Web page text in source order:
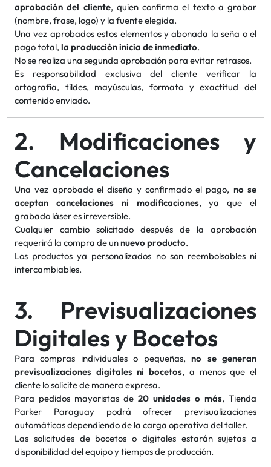
aprobación del cliente, quien confirma el texto a grabar
(nombre, frase, logo) y la fuente elegida.
Una vez aprobados estos elementos y abonada la seña o el
pago total, la producción inicia de inmediato.
No se realiza una segunda aprobación para evitar retrasos.
Es responsabilidad exclusiva del cliente verificar la
ortografía, tildes, mayúsculas, formato y exactitud del
contenido enviado.
2. Modificaciones y
Cancelaciones
Una vez aprobado el diseño y confirmado el pago, no se
aceptan cancelaciones ni modificaciones, ya que el
grabado láser es irreversible.
Cualquier cambio solicitado después de la aprobación
requerirá la compra de unnuevo producto.
Los productos ya personalizados no son reembolsables ni
intercambiables.
3. Previsualizaciones
Digitales y Bocetos
Para compras individuales o pequeñas,no se generan
previsualizaciones digitales ni bocetos, a menos que el
cliente lo solicite de manera expresa.
Para pedidos mayoristas de 20 unidades o más, Tienda
Parker Paraguay podrá ofrecer previsualizaciones
automáticas dependiendo de la carga operativa del taller.
Las solicitudes de bocetos o digitales estarán sujetas a
disponibilidad del equipo y tiempos de producción.